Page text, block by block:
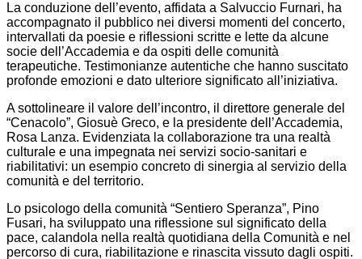
La conduzione dell’evento, affidata a Salvuccio Furnari, ha
accompagnato il pubblico nei diversi momenti del concerto,
intervallati da poesie e riflessioni scritte e lette da alcune
socie dell’Accademia e da ospiti delle comunità
terapeutiche. Testimonianze autentiche che hanno suscitato
profonde emozioni e dato ulteriore significato all’iniziativa.
A sottolineare il valore dell’incontro, il direttore generale del
“Cenacolo”, Giosuè Greco, e la presidente dell’Accademia,
Rosa Lanza. Evidenziata la collaborazione tra una realtà
culturale e una impegnata nei servizi socio-sanitari e
riabilitativi: un esempio concreto di sinergia al servizio della
comunità e del territorio.
Lo psicologo della comunità “Sentiero Speranza”, Pino
Fusari, ha sviluppato una riflessione sul significato della
pace, calandola nella realtà quotidiana della Comunità e nel
percorso di cura, riabilitazione e rinascita vissuto dagli ospiti.